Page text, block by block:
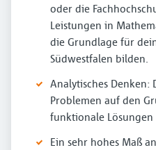
oder die
Leistungen in
die Grundlage für
Südwestfalen bilden.
Analytisches Denken:
Problemen auf den
funktionale
Ein sehr hohes Maß